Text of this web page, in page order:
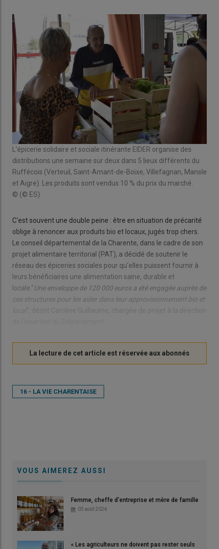
L'épicerie solidaire et sociale itinérante EIDER organise des
distributions une semaine sur deux dans 5 lieux différents du
Ruffécois (Verteuil, Saint-Amant-de-Boixe, Villefagnan, Mansle
et Aigre). Les produits sont vendus 10 % du prix du marché.
© (© ES)
C'est souvent une double peine : être en situation de précarité
oblige à renoncer aux produits bio et locaux, jugés trop chers.
Le conseil départemental de la Charente, dans le cadre de son
projet alimentaire territorial (PAT), a décidé de soutenir le
réseau des épiceries sociales pour qu'elles puissent fournir à
leurs bénéficiaires une alimentation saine, durable et
locale."Une enveloppe de 120 000 euros a été engagée auprès de
ces structures pour les aider dans leur approvisionnement bio et
", décrit Caroline Guillaume, chargée de projet à la direction
16 - LA VIE CHARENTAISE
VOUS AIMEREZ AUSSI
Femme, cheffe d'entreprise et mère de famille
03 août 2026
« Les agriculteurs ne doivent pas rester seuls